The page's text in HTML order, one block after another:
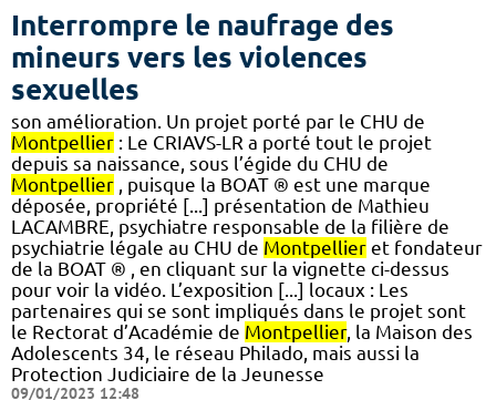
Interrompre le naufrage des
mineurs vers les violences
sexuelles
son amélioration. Un projet porté par le CHU de
Montpellier : Le CRIAVS-LR a porté tout le projet
depuis sa naissance, sous l’égide du CHU de
Montpellier , puisque la BOAT ® est une marque
déposée, propriété [...] présentation de Mathieu
LACAMBRE, psychiatre responsable de la filière de
psychiatrie légale au CHU de Montpellier et fondateur
de la BOAT ® , en cliquant sur la vignette ci-dessus
pour voir la vidéo. L’exposition [...] locaux : Les
partenaires qui se sont impliqués dans le projet sont
le Rectorat d’Académie de Montpellier, la Maison des
Adolescents 34, le réseau Philado, mais aussi la
Protection Judiciaire de la Jeunesse
09/01/2023 12:48